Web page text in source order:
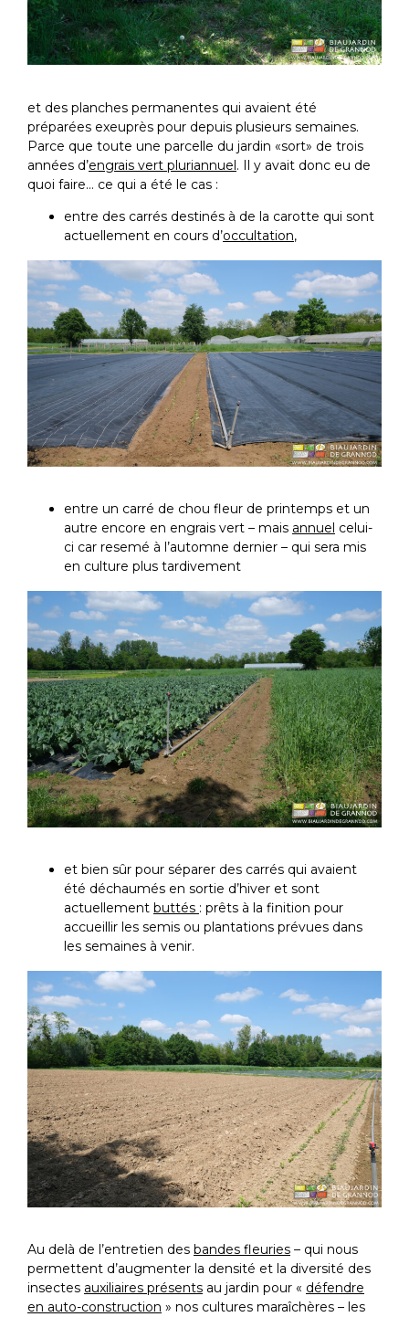
et des planches permanentes qui avaient été
préparées exeuprès pour depuis plusieurs semaines.
Parce que toute une parcelle du jardin «sort» de trois
années d’engrais vert pluriannuel. Il y avait donc eu de
quoi faire… ce qui a été le cas :
entre des carrés destinés à de la carotte qui sont
actuellement en cours d’occultation,
entre un carré de chou fleur de printemps et un
autre encore en engrais vert – mais annuel celui-
ci car resemé à l’automne dernier – qui sera mis
en culture plus tardivement
et bien sûr pour séparer des carrés qui avaient
été déchaumés en sortie d’hiver et sont
actuellement buttés : prêts à la finition pour
accueillir les semis ou plantations prévues dans
les semaines à venir.
Au delà de l’entretien des bandes fleuries – qui nous
permettent d’augmenter la densité et la diversité des
insectes auxiliaires présents au jardin pour « défendre
en auto-construction » nos cultures maraîchères – les